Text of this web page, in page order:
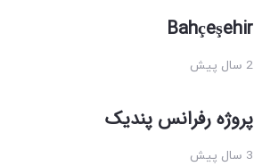
Bahçeşehir
2 سال پیش
پروژه رفرانس پندیک
3 سال پیش